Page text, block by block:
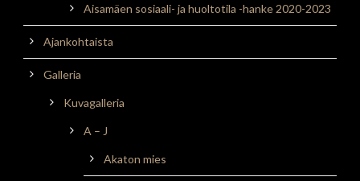
Aisamäen sosiaali- ja huoltotila -hanke 2020-2023
Ajankohtaista
Galleria
Kuvagalleria
A – J
Akaton mies